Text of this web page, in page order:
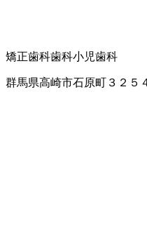
矯正歯科歯科小児歯科
群馬県高崎市石原町３２５